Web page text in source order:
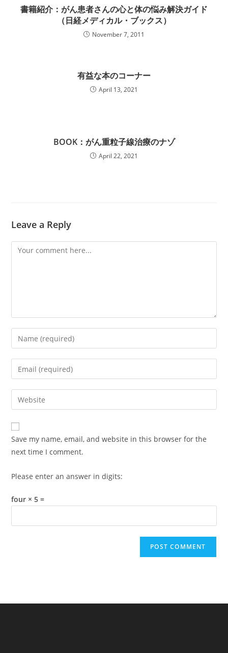
書籍紹介：がん患者さんの心と体の悩み解決ガイド
（日経メディカル・ブックス）
November 7, 2011
有益な本のコーナー
April 13, 2021
BOOK：がん重粒子線治療のナゾ
April 22, 2021
Leave a Reply
Comment
Enter
your
name
comment
Enter
your
email
address
comment
Enter
your
website
URL
(optional)
Save my name, email, and website in this browser for the
next time I comment.
Please enter an answer in digits:
four × 5 =